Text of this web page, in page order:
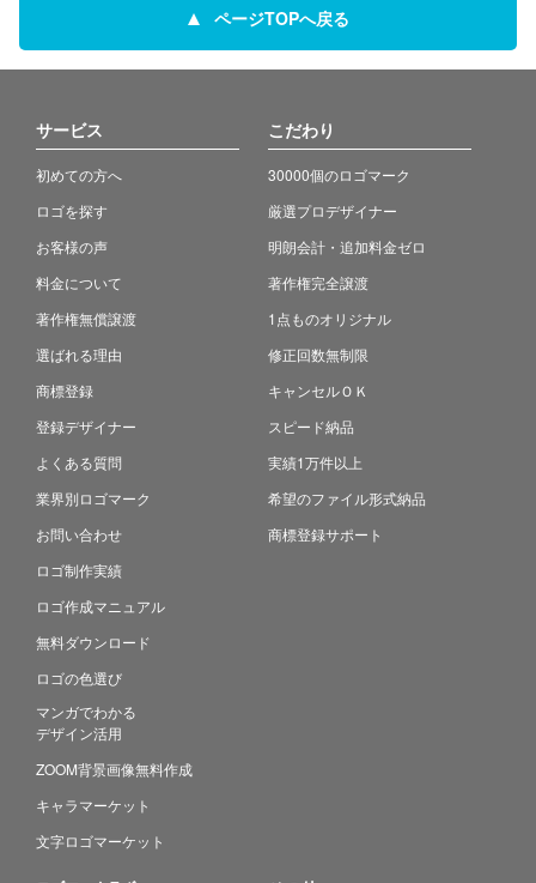
ページTOPへ戻る
サービス
初めての方へ
ロゴを探す
お客様の声
料金について
著作権無償譲渡
選ばれる理由
商標登録
登録デザイナー
よくある質問
業界別ロゴマーク
お問い合わせ
ロゴ制作実績
ロゴ作成マニュアル
無料ダウンロード
ロゴの色選び
マンガでわかる
デザイン活用
ZOOM背景画像無料作成
キャラマーケット
文字ロゴマーケット
こだわり
30000個のロゴマーク
厳選プロデザイナー
明朗会計・追加料金ゼロ
著作権完全譲渡
1点ものオリジナル
修正回数無制限
キャンセルＯＫ
スピード納品
実績1万件以上
希望のファイル形式納品
商標登録サポート